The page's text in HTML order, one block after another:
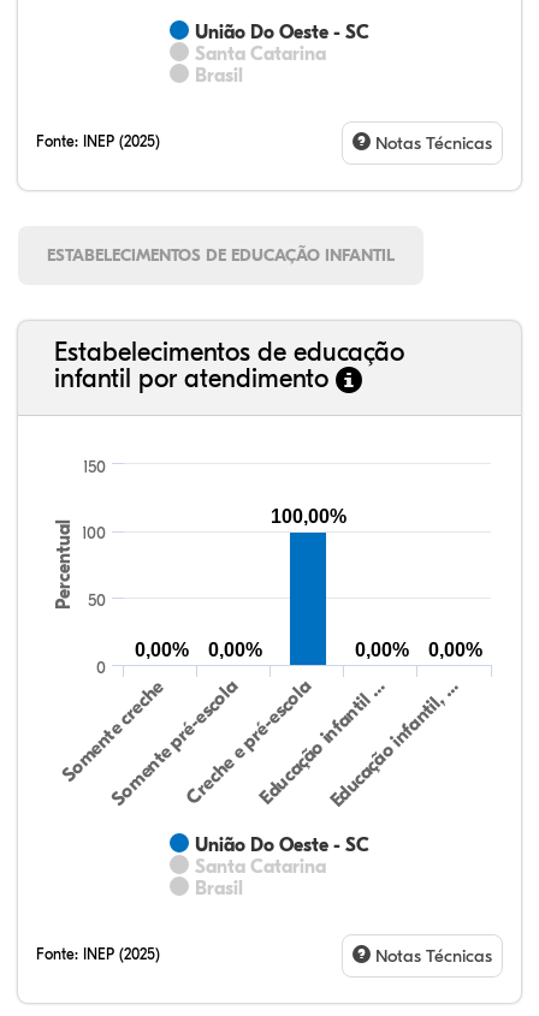
União Do Oeste - SC
Santa Catarina
Brasil
Fonte: INEP (2025) Notas Técnicas
ESTABELECIMENTOS DE EDUCAÇÃO INFANTIL
Estabelecimentos de educação
infantil por atendimento
Percentual
União Do Oeste - SC
Santa Catarina
Brasil
Somente creche
Somente pré-escolaCreche e pré-escolaEducação infantil …
Educação infantil, …
0
50
100
150
0,00% 0,00%
100,00%
0,00% 0,00%
Fonte: INEP (2025) Notas Técnicas